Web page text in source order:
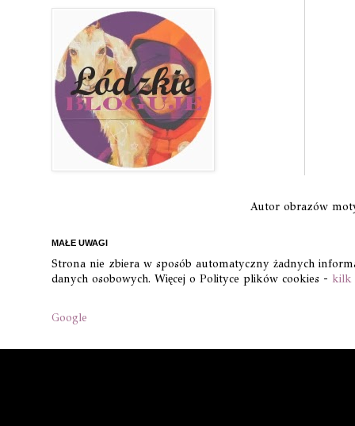
Autor obrazów
MAŁE UWAGI
Strona nie zbiera w sposób automatyczny żadnych
danych osobowych. Więcej o Polityce plików cookies - kilk
Google